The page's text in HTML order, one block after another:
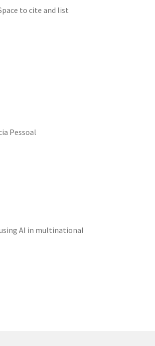
to cite and list
Pessoal
AI in multinational